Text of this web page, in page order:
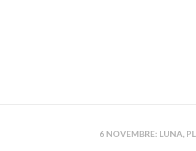
6 NOVEMBRE: LUNA,